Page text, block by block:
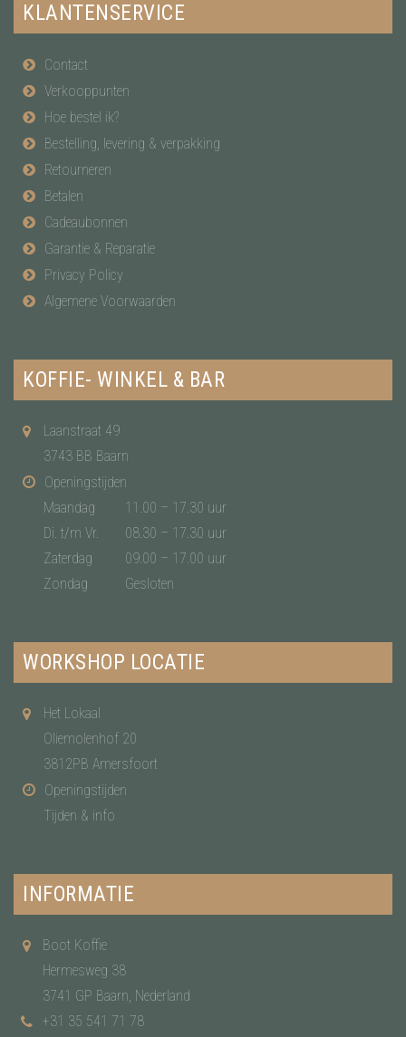
KLANTENSERVICE
Contact
Verkooppunten
Hoe bestel ik?
Bestelling, levering & verpakking
Retourneren
Betalen
Cadeaubonnen
Garantie & Reparatie
Privacy Policy
Algemene Voorwaarden
KOFFIE- WINKEL & BAR
Laanstraat 49
3743 BB Baarn
Openingstijden
Maandag
11.00 – 17.30 uur
Di. t/m Vr.
08.30 – 17.30 uur
Zaterdag
09.00 – 17.00 uur
Zondag
Gesloten
WORKSHOP LOCATIE
Het Lokaal
Oliemolenhof 20
3812PB Amersfoort
Openingstijden
Tijden & info
INFORMATIE
Boot Koffie
Hermesweg 38
3741 GP Baarn, Nederland
+31 35 541 71 78